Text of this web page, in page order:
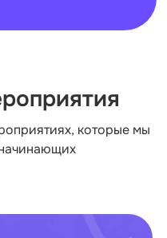
которые мы